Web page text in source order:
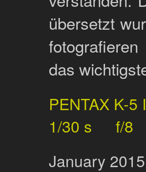
übersetzt
das
PENTAX K-5
1/30 s
f/8
January 2015